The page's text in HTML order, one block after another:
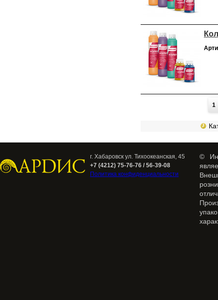
1
г. Хабаровск ул. Тихоокеанская, 45
+7 (4212) 75-76-76 / 56-39-08
Политика конфиденциальности
©